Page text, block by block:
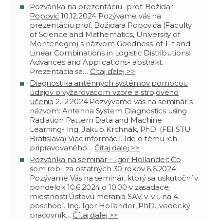
Pozvánka na prezentáciu- prof. Božidar
Popović 10.12.2024 Pozývame vás na
prezentáciu prof. Božidara Popovića (Faculty
of Science and Mathematics, University of
Montenegro) s názvom Goodness-of-Fit and
Linear Combinations in Logistic Distributions:
Advances and Applications- abstrakt.
Prezentácia sa… Čítaj ďalej >>
Diagnostika anténnych systémov pomocou
údajov o vyžarovacom vzore a strojového
učenia 2.12.2024 Pozvývame vás na seminár s
názvom: Antenna System Diagnostics using
Radiation Pattern Data and Machine
Learning- Ing. Jakub Krchnák, PhD. (FEI STU
Bratislava) Viac informácií. Ide o tému ich
pripravovaného… Čítaj ďalej >>
Pozvánka na seminár – Igor Holländer: Čo
som robil za ostatných 30 rokov 6.6.2024
Pozývame Vás na seminár, ktorý sa uskutoční v
pondelok 10.6.2024 o 10:00 v zasadacej
miestnosti Ústavu merania SAV, v. v. i. na 4.
poschodí. Ing. Igor Holländer, PhD., vedecký
pracovník…Čítaj ďalej >>